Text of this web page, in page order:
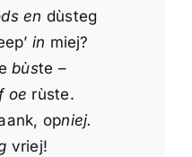
en dùsteg
in miej?
bùste –
oe rùste.
opniej.
vriej!